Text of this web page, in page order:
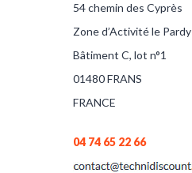
54 chemin des Cyprès
Zone d’Activité le Pardy
Bâtiment C, lot n°1
01480 FRANS
FRANCE
04 74 65 22 66